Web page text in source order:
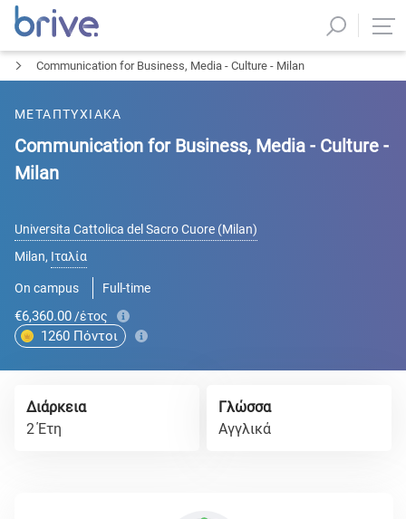
Communication for Business, Media - Culture - Milan
ΜΕΤΑΠΤΥΧΙΑΚΑ
Communication for Business, Media - Culture -
Milan
Universita Cattolica del Sacro Cuore (Milan)
Milan, Ιταλία
On campus Full-time
€6,360.00 /έτος
1260 Πόντοι
Διάρκεια
2 Έτη
Γλώσσα
Αγγλικά